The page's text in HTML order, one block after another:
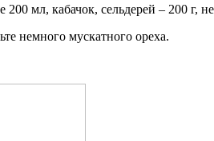
мл, кабачок, сельдерей – 200 г,
немного мускатного ореха.